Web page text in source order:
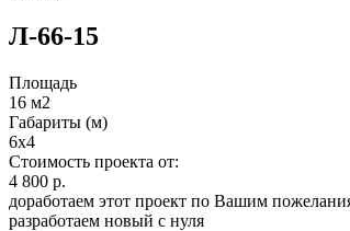
Л-66-15
Площадь
16 м2
Габариты (м)
6x4
Стоимость проекта от:
4 800 р.
доработаем этот проект по Вашим
разработаем новый с нуля